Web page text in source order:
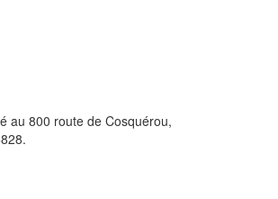
au 800 route de Cosquérou,